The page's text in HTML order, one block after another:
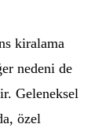
kiralama
nedeni de
Geleneksel
özel